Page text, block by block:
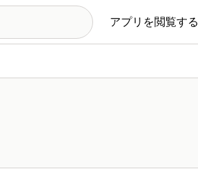
アプリを閲覧する